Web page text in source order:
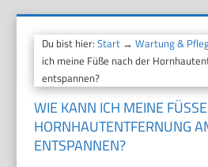
Du bist hier:Start →Wartung &
ich meine Füße nach der
entspannen?
WIE KANN ICH MEINE FÜSSE
ORNHAUTENTFERNUNG AM
NTSPANNEN?